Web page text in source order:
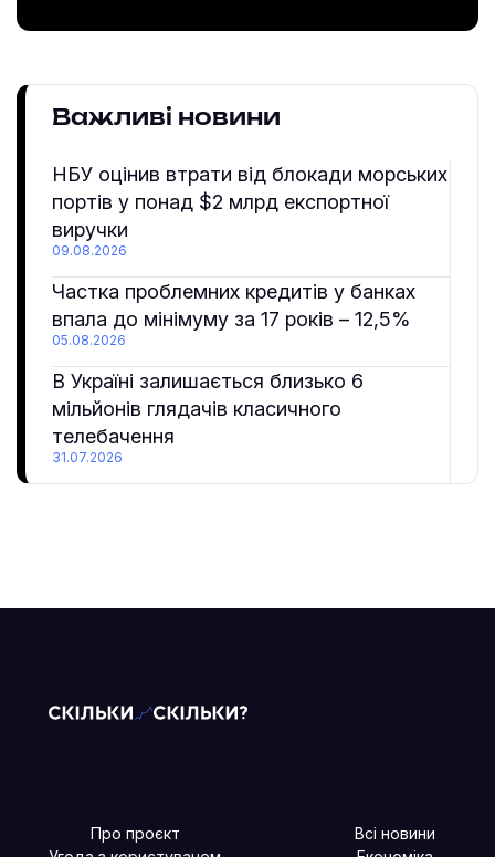
Важливі новини
НБУ оцінив втрати від блокади морських
портів у понад $2 млрд експортної
виручки
09.08.2026
Частка проблемних кредитів у банках
впала до мінімуму за 17 років – 12,5%
05.08.2026
В Україні залишається близько 6
мільйонів глядачів класичного
телебачення
31.07.2026
Про проєкт
Всі новини